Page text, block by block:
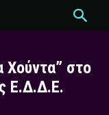
Χούντα” στο
Ε.Δ.Δ.Ε.